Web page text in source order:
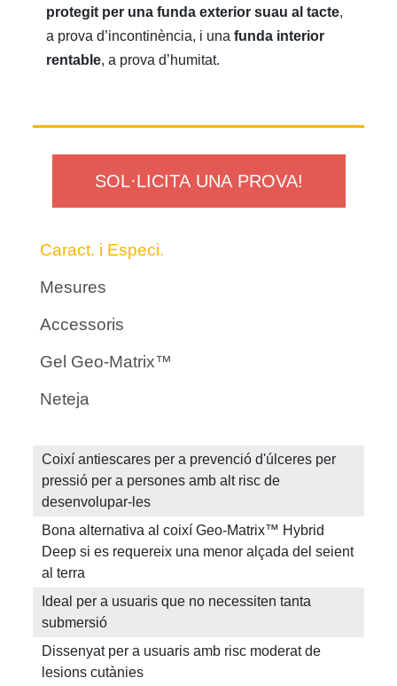
protegit per una funda exterior suau al tacte,
a prova d’incontinència, i unafunda interior
rentable, a prova d’humitat.
SOL·LICITA UNA PROVA!
Caract. i Especi.
Mesures
Accessoris
Gel Geo-Matrix™
Neteja
Coixí antiescares per a prevenció d'úlceres per
pressió per a persones amb alt risc de
desenvolupar-les
Bona alternativa al coixí Geo-Matrix™ Hybrid
Deep si es requereix una menor alçada del seient
al terra
Ideal per a usuaris que no necessiten tanta
submersió
Dissenyat per a usuaris amb risc moderat de
lesions cutànies